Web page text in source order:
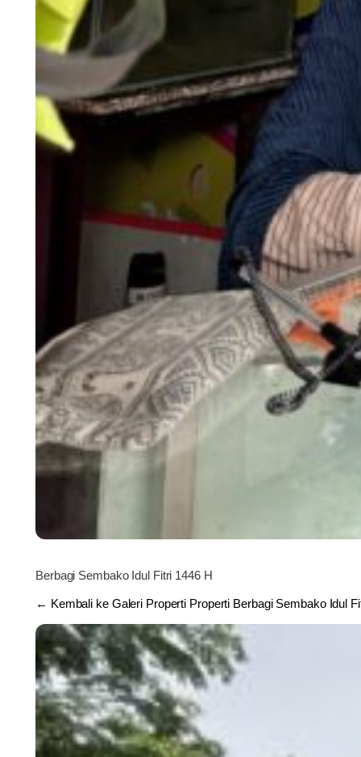
Berbagi Sembako Idul Fitri 1446 H
← Kembali ke Galeri Properti Properti Berbagi Sembako Idul